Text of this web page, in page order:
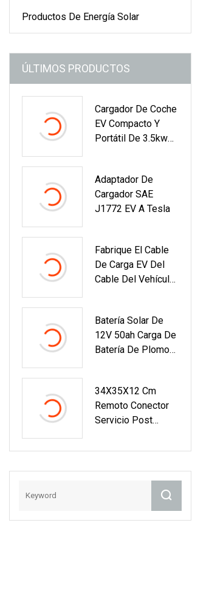
Productos De Energía Solar
ÚLTIMOS PRODUCTOS
Cargador De Coche
EV Compacto Y
Portátil De 3.5kw
Schuko Para
Wallbox De Carga
De Vehículos
Adaptador De
Cargador SAE
J1772 EV A Tesla
Fabrique El Cable
De Carga EV Del
Cable Del Vehículo
Funcionamiento
Suave Estupendo
Batería Solar De
12V 50ah Carga De
Batería De Plomo
Eléctricos Y
Sistemas Solares
34X35X12 Cm
Remoto Conector
Servicio Post
Cargador EV